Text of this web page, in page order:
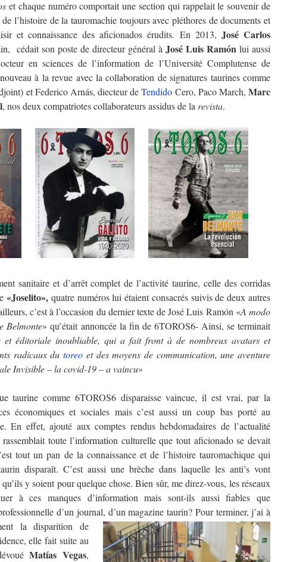
et chaque numéro comportait une section qui rappelait le souvenir de
l’histoire de la tauromachie toujours avec pléthores de documents et
et connaissance des aficionados érudits. En 2013, José Carlos
cédait son poste de directeur général à José Luis Ramón lui aussi
en sciences de l’information de l’Université Complutense de
à la revue avec la collaboration de signatures taurines comme
et Federico Arnás, diecteur deTendido Cero, Paco March,Marc
, nos deux compatriotes collaborateurs assidus de la revista.
sanitaire et d’arrêt complet de l’activité taurine, celle des corridas
«Joselito», quatre numéros lui étaient consacrés suivis de deux autres
c’est à l’occasion du dernier texte de José Luis Ramón «A modo
Belmonte» qu’était annoncée la fin de 6TOROS6- Ainsi, se terminait
et éditoriale inoubliable, qui a fait front à de nombreux avatars et
radicaux dutoreo et des moyens de communication, une aventure
Invisible – la covid-19 – a vaincu»
taurine comme 6TOROS6 disparaisse vaincue, il est vrai, par la
économiques et sociales mais c’est aussi un coup bas porté au
En effet, ajouté aux comptes rendus hebdomadaires de l’actualité
toute l’information culturelle que tout aficionado se devait
tout un pan de la connaissance et de l’histoire tauromachique qui
disparaît. C’est aussi une brèche dans laquelle les anti’s vont
y soient pour quelque chose. Bien sûr, me direz-vous, les réseaux
à ces manques d’information mais sont-ils aussi fiables que
d’un journal, d’un magazine taurin? Pour terminer, j’ai à
la disparition de
elle fait suite au
Matías Vegas,